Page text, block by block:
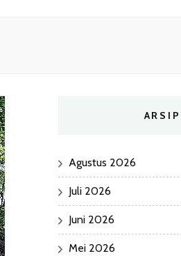
ARSIP
Agustus 2026
Juli 2026
Juni 2026
Mei 2026